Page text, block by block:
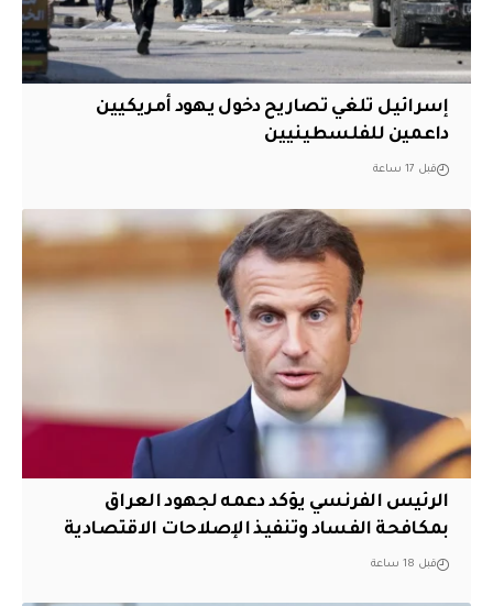
إسرائيل تلغي تصاريح دخول يهود أمريكيين
داعمين للفلسطينيين
قبل 17 ساعة
الرئيس الفرنسي يؤكد دعمه لجهود العراق
بمكافحة الفساد وتنفيذ الإصلاحات الاقتصادية
قبل 18 ساعة